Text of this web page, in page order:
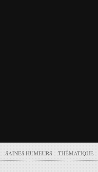
SAINES HUMEURS THÉMATIQUE